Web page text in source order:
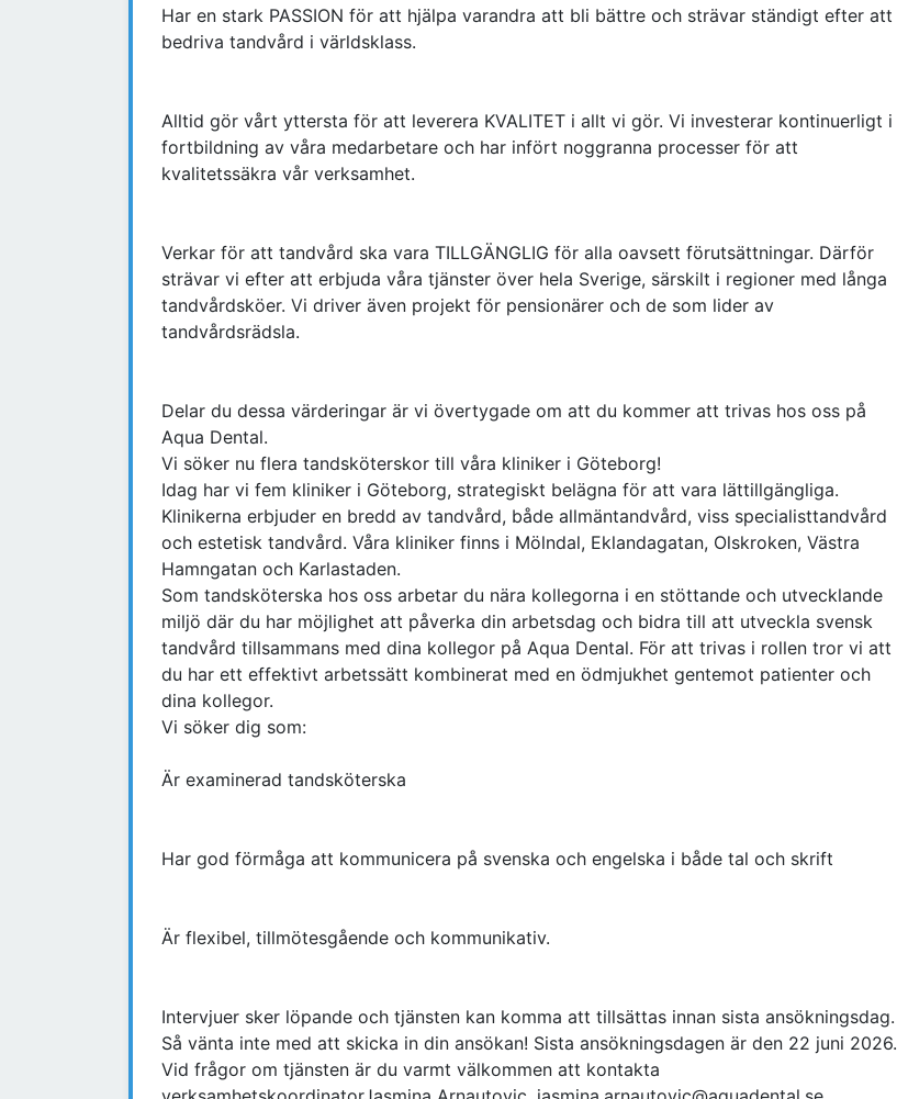
Har en stark PASSION för att hjälpa varandra att bli bättre och strävar ständigt efter att
bedriva tandvård i världsklass.
Alltid gör vårt yttersta för att leverera KVALITET i allt vi gör. Vi investerar kontinuerligt i
fortbildning av våra medarbetare och har infört noggranna processer för att
kvalitetssäkra vår verksamhet.
Verkar för att tandvård ska vara TILLGÄNGLIG för alla oavsett förutsättningar. Därför
strävar vi efter att erbjuda våra tjänster över hela Sverige, särskilt i regioner med långa
tandvårdsköer. Vi driver även projekt för pensionärer och de som lider av
tandvårdsrädsla.
Delar du dessa värderingar är vi övertygade om att du kommer att trivas hos oss på
Aqua Dental.
Vi söker nu flera tandsköterskor till våra kliniker i Göteborg!
Idag har vi fem kliniker i Göteborg, strategiskt belägna för att vara lättillgängliga.
Klinikerna erbjuder en bredd av tandvård, både allmäntandvård, viss specialisttandvård
och estetisk tandvård. Våra kliniker finns i Mölndal, Eklandagatan, Olskroken, Västra
Hamngatan och Karlastaden.
Som tandsköterska hos oss arbetar du nära kollegorna i en stöttande och utvecklande
miljö där du har möjlighet att påverka din arbetsdag och bidra till att utveckla svensk
tandvård tillsammans med dina kollegor på Aqua Dental. För att trivas i rollen tror vi att
du har ett effektivt arbetssätt kombinerat med en ödmjukhet gentemot patienter och
dina kollegor.
Vi söker dig som:
Är examinerad tandsköterska
Har god förmåga att kommunicera på svenska och engelska i både tal och skrift
Är flexibel, tillmötesgående och kommunikativ.
Intervjuer sker löpande och tjänsten kan komma att tillsättas innan sista ansökningsdag.
Så vänta inte med att skicka in din ansökan! Sista ansökningsdagen är den 22 juni 2026.
Vid frågor om tjänsten är du varmt välkommen att kontakta